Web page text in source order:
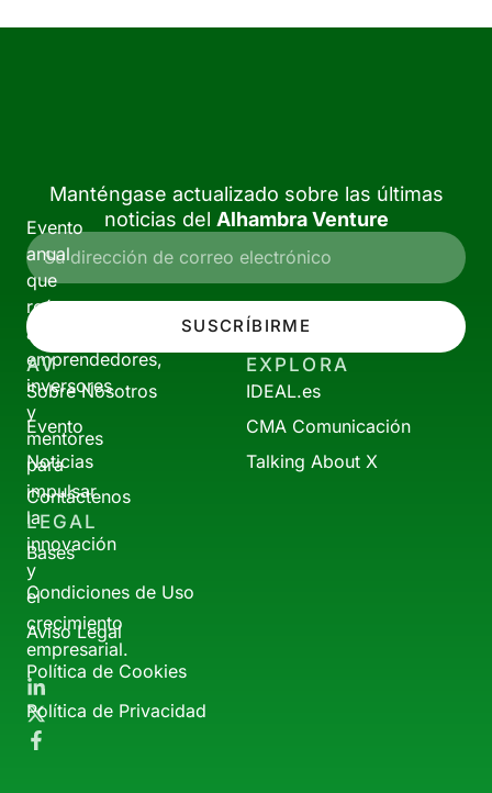
Evento
anual
que
reúne
a
emprendedores,
inversores
y
mentores
para
impulsar
la
innovación
y
el
crecimiento
empresarial.
Manténgase actualizado sobre las últimas
noticias del Alhambra Venture
SUSCRÍBIRME
AV
Sobre Nosotros
Evento
Noticias
Contáctenos
EXPLORA
IDEAL.es
CMA Comunicación
Talking About X
LEGAL
Bases
Condiciones de Uso
Aviso Legal
Política de Cookies
Política de Privacidad